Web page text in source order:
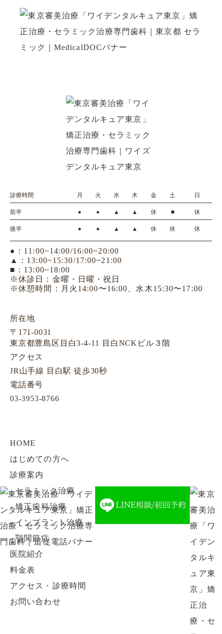
診療時間 月 火 水 木 金 土 日
前半 ● ● ▲ ▲ 休 ■ 休
後半 ● ● ▲ ▲ 休 休 休
●：11:00~14:00/16:00~20:00
▲：13:00~15:30/17:00~21:00
■：13:00~18:00
※休診日：金曜・日曜・祝日
※休憩時間：月火14:00〜16:00、水木15:30〜17:00
所在地
〒171-0031
東京都豊島区目白3-4-11 目白NCKビル３階
アクセス
JR山手線 目白駅 徒歩30秒
電話番号
03-3953-8766
HOME
はじめての方へ
診療案内
-セラミック治療
-矯正歯科治療
-インプラント治療
-顎関節症
医院紹介
料金表
アクセス・診療時間
お問い合わせ